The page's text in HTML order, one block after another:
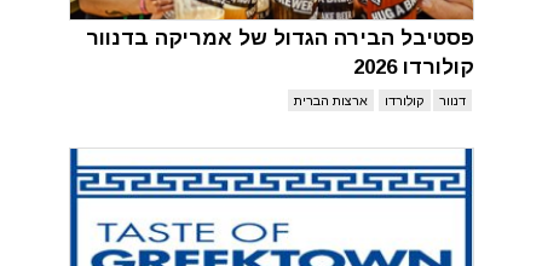
פסטיבל הבירה הגדול של אמריקה בדנוור
קולורדו 2026
דנוור קולורדו ארצות הברית